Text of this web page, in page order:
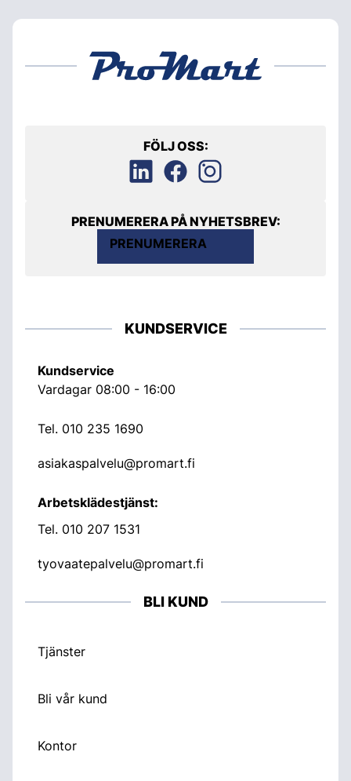
FÖLJ OSS:
PRENUMERERA PÅ NYHETSBREV:
PRENUMERERA
KUNDSERVICE
Kundservice
Vardagar 08:00 - 16:00
Tel. 010 235 1690
asiakaspalvelu@promart.fi
Arbetsklädestjänst:
Tel. 010 207 1531
tyovaatepalvelu@promart.fi
BLI KUND
Tjänster
Bli vår kund
Kontor